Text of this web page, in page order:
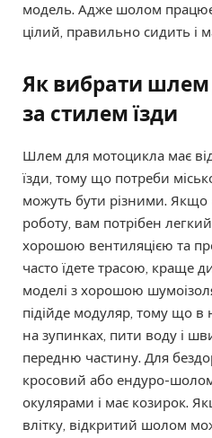
модель. Адже шолом працює
цілий, правильно сидить і
Як вибрати
за стилем їзди
Шлем для мотоцикла має
їзди, тому що потреби
можуть бути різними. Якщо
роботу, вам потрібен
хорошою вентиляцією та
часто їдете трасою, краще
моделі з хорошою
підійде модуляр, тому що
на зупинках, пити воду і
передню частину. Для
кросовий або ендуро-
окулярами і має козирок.
влітку, відкритий шолом